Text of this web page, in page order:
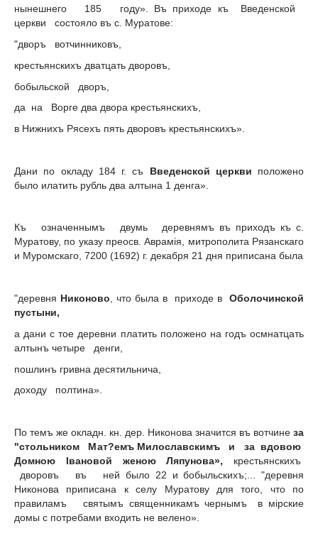
нынешнего 185 году». Въ приходе къ Введенской
церкви состояло въ с. Муратове:
"дворъ вотчинниковъ,
крестьянскихъ дватцать дворовъ,
бобыльской дворъ,
да на Ворге два двора крестьянскихъ,
в Нижнихъ Рясехъ пять дворовъ крестьянскихъ».
Дани по окладу 184 г. съ Введенской церкви положено
было илатить рубль два алтына 1 денга».
Къ означеннымъ двумь деревнямъ въ приходъ къ с.
Муратову, по указу преосв. Аврамiя, митрополита Рязанскаго
и Муромскаго, 7200 (1692) г. декабря 21 дня приписана была
"деревня Никоново , что была в приходе в Оболочинской
пустыни,
а дани с тое деревни платить положено на годъ осмнатцать
алтынъ четыре денги,
пошлинъ гривна десятильнича,
доходу полтина».
По темъ же окладн. кн. дер. Никонова значится въ вотчине за
"стольником Мат?емъ Милославскимъ и за вдовою
Домною Iвановой женою Ляпунова», крестьянскихъ
дворовъ въ ней было 22 и бобыльскихъ;... "деревня
Никонова приписана к селу Муратову для того, что по
правиламъ святымъ священникамъ чернымъ в мipcкиe
домы с потребами входить не велено».